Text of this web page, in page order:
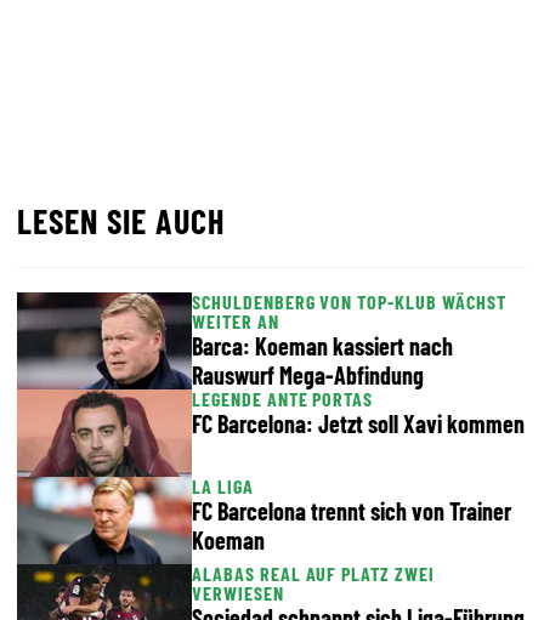
LESEN SIE AUCH
SCHULDENBERG VON TOP-KLUB WÄCHST
WEITER AN
Barca: Koeman kassiert nach
Rauswurf Mega-Abfindung
LEGENDE ANTE PORTAS
FC Barcelona: Jetzt soll Xavi kommen
LA LIGA
FC Barcelona trennt sich von Trainer
Koeman
ALABAS REAL AUF PLATZ ZWEI
VERWIESEN